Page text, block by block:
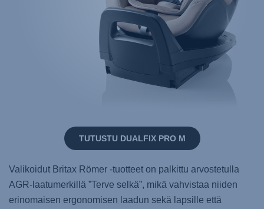
TUTUSTU DUALFIX PRO M
Valikoidut Britax Römer -tuotteet on palkittu arvostetulla
AGR-laatumerkillä ”Terve selkä”, mikä vahvistaa niiden
erinomaisen ergonomisen laadun sekä lapsille että